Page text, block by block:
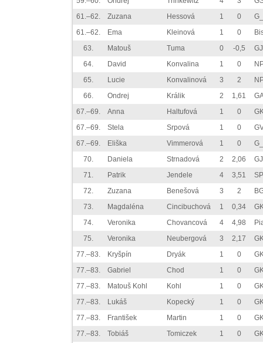
61.–62.
Zuzana Hessová 1 0
61.–62.
Ema Kleinová 1 0
63.
Matouš Tuma 0 -0,5
64.
David Konvalina 1 0
65.
Lucie Konvalinová 3 2
66.
Ondrej Králik 2 1,61
67.–69.
Anna Haltufová 1 0
67.–69.
Stela Srpová 1 0
67.–69.
Eliška Vimmerová 1 0
70.
Daniela Strnadová 2 2,06
71.
Patrik Jendele 4 3,51
72.
Zuzana Benešová 3 2
73.
Magdaléna Cincibuchová 1 0,34
74.
Veronika Chovancová 4 4,98
75.
Veronika Neubergová 3 2,17
77.–83.
Kryšpín Dryák 1 0
77.–83.
Gabriel Chod 1 0
77.–83.
Matouš Kohl Kohl 1 0
77.–83.
Lukáš Kopecký 1 0
77.–83.
František Martin 1 0
77.–83.
Tobiáš Tomiczek 1 0